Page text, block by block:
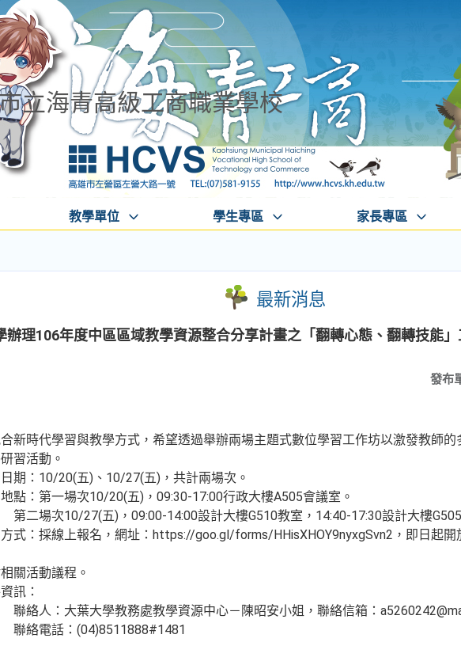
立海青高級工商職業學校
教學單位 學生專區 家長專區
最新消息
辦理106年度中區區域教學資源整合分享計畫之「翻轉心態、翻轉技能
發布
新時代學習與教學方式，希望透過舉辦兩場主題式數位學習工作坊以激發教師
習活動。
期：10/20(五)、10/27(五)，共計兩場次。
點：第一場次10/20(五)，09:30-17:00行政大樓A505會議室。
10/27(五)，09:00-14:00設計大樓G510教室，14:40-17:30設計大樓G505
式：採線上報名，網址：https://goo.gl/forms/HHisXHOY9nyxgSvn2，即日起
關活動議程。
訊：
大葉大學教務處教學資源中心－陳昭安小姐，聯絡信箱：
話：(04)8511888#1481